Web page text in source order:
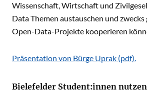
Wissenschaft, Wirtschaft und
Data Themen austauschen und zwecks
Open-Data-Projekte kooperieren
Präsentation von Bürge Uprak (pdf).
Bielefelder Student:innen